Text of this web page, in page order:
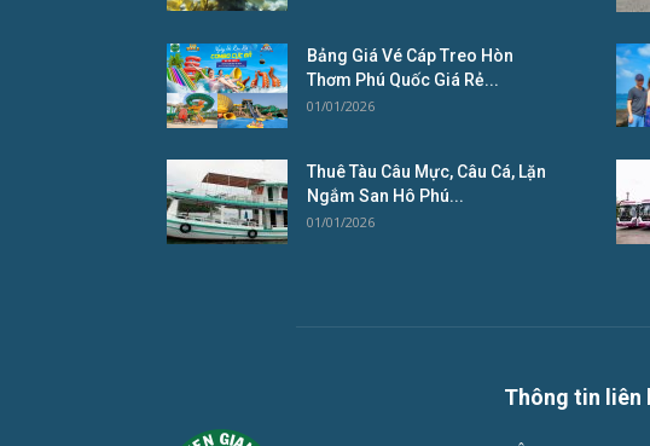
Bảng Giá Vé Cáp Treo Hòn
Thơm Phú Quốc Giá Rẻ...
01/01/2026
Thuê Tàu Câu Mực, Câu Cá, Lặn
Ngắm San Hô Phú...
01/01/2026
Thông tin liên